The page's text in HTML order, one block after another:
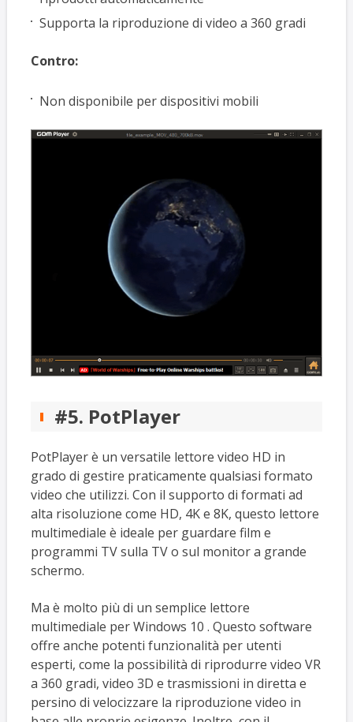
Supporta la riproduzione di video a 360 gradi
Contro:
Non disponibile per dispositivi mobili
#5. PotPlayer
PotPlayer è un versatile lettore video HD in
grado di gestire praticamente qualsiasi formato
video che utilizzi. Con il supporto di formati ad
alta risoluzione come HD, 4K e 8K, questo lettore
multimediale è ideale per guardare film e
programmi TV sulla TV o sul monitor a grande
schermo.
Ma è molto più di un semplice lettore
multimediale per Windows 10 . Questo software
offre anche potenti funzionalità per utenti
esperti, come la possibilità di riprodurre video VR
a 360 gradi, video 3D e trasmissioni in diretta e
persino di velocizzare la riproduzione video in